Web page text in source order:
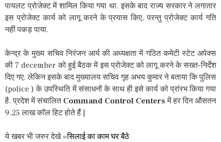
पायलट प्रोजेक्ट में शामिल किया गया था. इसके बाद राज्य सरकार ने लगातार
इस प्रोजेक्ट कार्य को लागू करने के प्रयास किए, परन्तु प्रोजेक्ट कार्य गति
नहीं पकड़ पाया.
केन्द्र के मुख्य सचिव निरंजन आर्य की अध्यक्षता में गठित कमेटी स्टेट अपेक्स
की 7 december को हुई बैठक में इस प्रोजेक्ट को लागू करने के सख्त-निर्देश
दिए गए. लेकिन इसके बाद मुख्यालय सचिव गृह अभय कुमार ने बताया कि पुलिस
(police ) के उपस्थिति में संसाधनों के साथ ही इसे कार्य को प्रांरभ किया गया
है. प्रदेश में संचालित Command Control Centers में हर दिन औसतन
9.25 लाख कॉल हिट होते हैं |
ये खबर भी जरुर देखे =सिलाई का काम घर बैठे